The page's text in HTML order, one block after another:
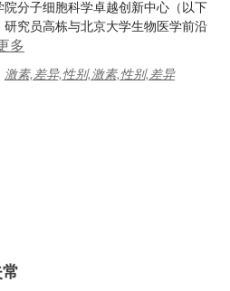
分子细胞科学卓越创新中心（以下
究员高栋与北京大学生物医学前沿
多
激素,差异,性别,激素,性别,差异